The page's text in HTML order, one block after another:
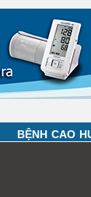
BỆNH CAO